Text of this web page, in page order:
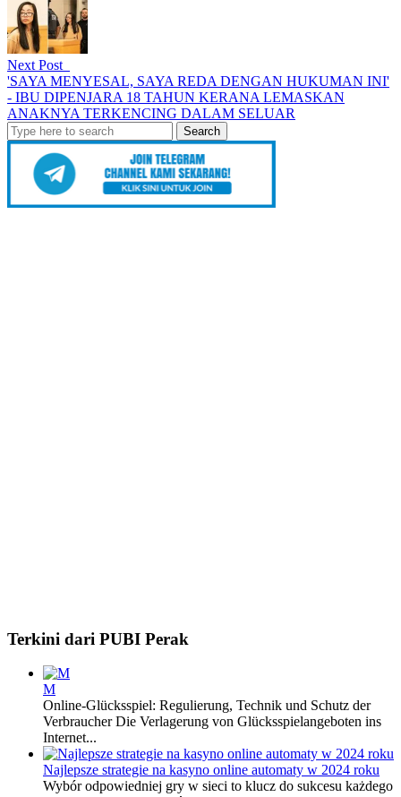
Next Post
'SAYA MENYESAL, SAYA REDA DENGAN HUKUMAN INI'
- IBU DIPENJARA 18 TAHUN KERANA LEMASKAN
ANAKNYA TERKENCING DALAM SELUAR
Search
for:
Terkini dari PUBI Perak
M
Online-Glücksspiel: Regulierung, Technik und Schutz der
Verbraucher Die Verlagerung von Glücksspielangeboten ins
Internet...
Najlepsze strategie na kasyno online automaty w 2024 roku
Wybór odpowiedniej gry w sieci to klucz do sukcesu każdego